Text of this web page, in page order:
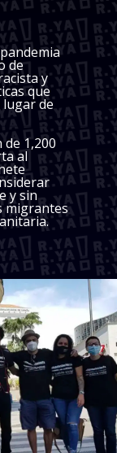
de
y
que
de
de 1,200
al
y sin
migrantes